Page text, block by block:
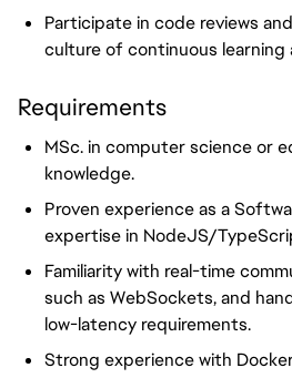
Participate in code reviews
culture of continuous learning
Requirements
MSc. in computer science or
knowledge.
Proven experience as a
expertise in NodeJS/
Familiarity with real-time
such as WebSockets, and
low-latency requirements.
Strong experience with